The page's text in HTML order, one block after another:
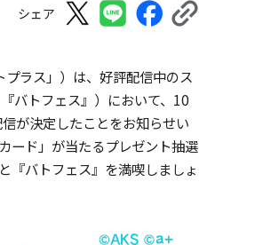
シェア
ラス」）は、好評配信中のス
バトフェス』）において、10
が決定したことをお知らせい
ード」が当たるプレゼント抽選
『バトフェス』を満喫しましょ